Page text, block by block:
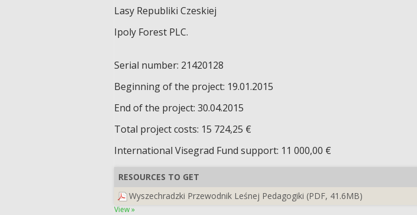
Lasy Republiki Czeskiej
Ipoly Forest PLC.
Serial number: 21420128
Beginning of the project: 19.01.2015
End of the project: 30.04.2015
Total project costs: 15 724,25 €
International Visegrad Fund support: 11 000,00 €
RESOURCES TO GET
Wyszechradzki Przewodnik Leśnej Pedagogiki (PDF, 41.6MB)
View »